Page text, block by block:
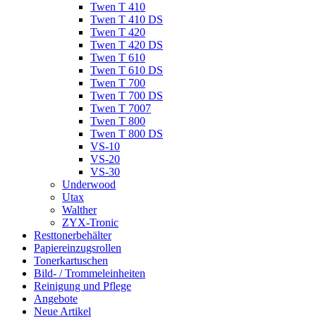
Twen T 410
Twen T 410 DS
Twen T 420
Twen T 420 DS
Twen T 610
Twen T 610 DS
Twen T 700
Twen T 700 DS
Twen T 7007
Twen T 800
Twen T 800 DS
VS-10
VS-20
VS-30
Underwood
Utax
Walther
ZYX-Tronic
Resttonerbehälter
Papiereinzugsrollen
Tonerkartuschen
Bild- / Trommeleinheiten
Reinigung und Pflege
Angebote
Neue Artikel